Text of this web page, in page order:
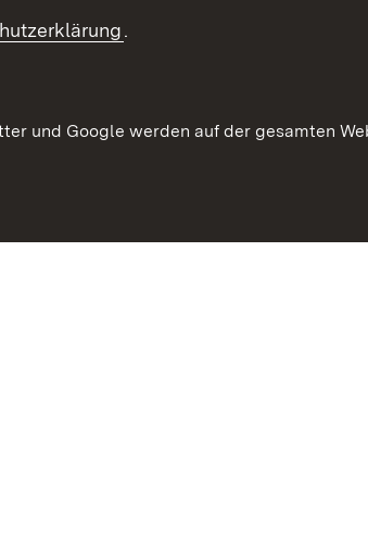
Ausschreibungen
.
und Google werden auf der gesamten